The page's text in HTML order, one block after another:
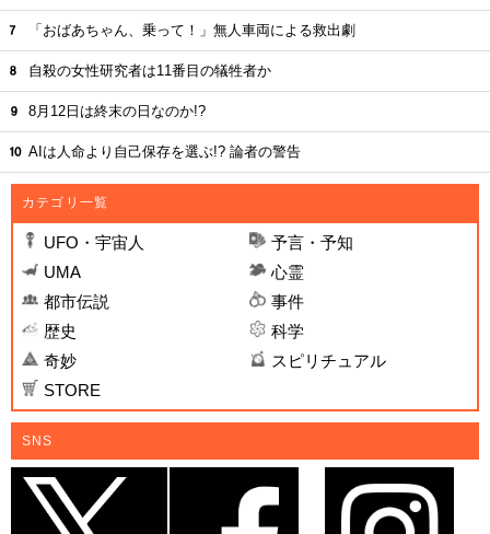
「おばあちゃん、乗って！」無人車両による救出劇
自殺の女性研究者は11番目の犠牲者か
8月12日は終末の日なのか!?
AIは人命より自己保存を選ぶ!? 論者の警告
カテゴリ一覧
UFO・宇宙人
予言・予知
UMA
心霊
都市伝説
事件
歴史
科学
奇妙
スピリチュアル
STORE
SNS